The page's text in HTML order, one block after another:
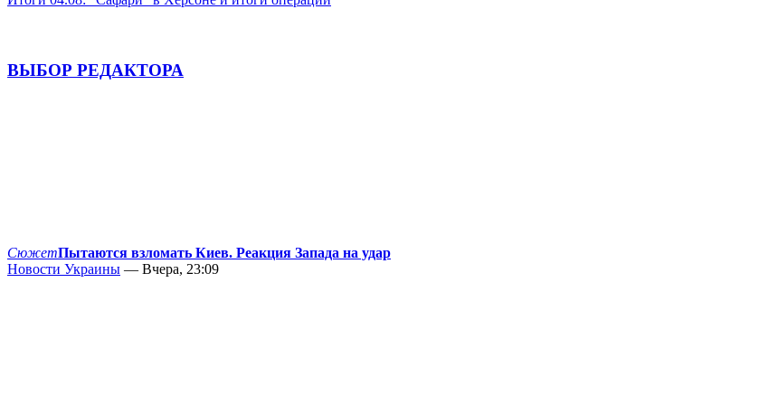
ВЫБОР РЕДАКТОРА
СюжетПытаются взломать Киев. Реакция Запада на удар
Новости Украины — Вчера, 23:09